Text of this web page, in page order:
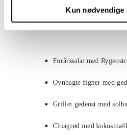
Kun nødvendige
Hverdagsmad med omtanke
Forårssalat med
Ovnbagte figner med
Grillet gedeost med
Chiagrød med